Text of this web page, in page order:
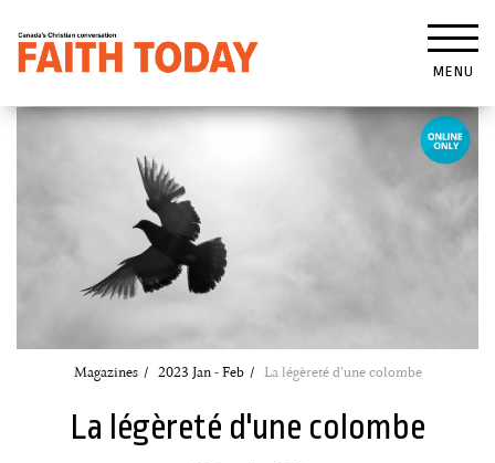
MENU
Magazines 2023 Jan - Feb La légèreté d'une colombe
La légèreté d'une colombe